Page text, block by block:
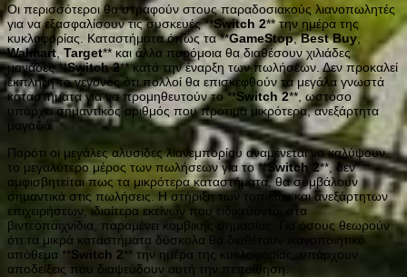
Οι περισσότεροι θα στραφούν στους παραδοσιακούς λιανοπωλητές
για να εξασφαλίσουν τις συσκευές **Switch 2** την ημέρα της
κυκλοφορίας. Καταστήματα όπως τα **GameStop,Best Buy
Walmart, Target** και άλλα παρόμοια θα διαθέσουν χιλιάδες
μονάδες **Switch 2** κατά την έναρξη των πωλήσεων. Δεν προκαλεί
έκπληξη το γεγονός ότι πολλοί θα επισκεφθούν τα μεγάλα γνωστά
καταστήματα για να προμηθευτούν το **Switch 2**, ωστόσο
υπάρχει σημαντικός αριθμός που προτιμά μικρότερα, ανεξάρτητα
μαγαζιά.
Παρότι οι μεγάλες αλυσίδες λιανεμπορίου αναμένεται να καλύψουν
το μεγαλύτερο μέρος των πωλήσεων για το **Switch 2**, δεν
αμφισβητείται πως τα μικρότερα καταστήματα, θα συμβάλουν
σημαντικά στις πωλήσεις. Η στήριξη των τοπικών και ανεξάρτητων
επιχειρήσεων, ιδιαίτερα εκείνων που ειδικεύονται στα
βιντεοπαιχνίδια, παραμένει κομβικής σημασίας. Για όσους θεωρούν
ότι τα μικρά καταστήματα δύσκολα θα διαθέτουν ικανοποιητικό
απόθεμα **Switch 2** την ημέρα της κυκλοφορίας, υπάρχουν
αποδείξεις που διαψεύδουν αυτή την πεποίθηση.